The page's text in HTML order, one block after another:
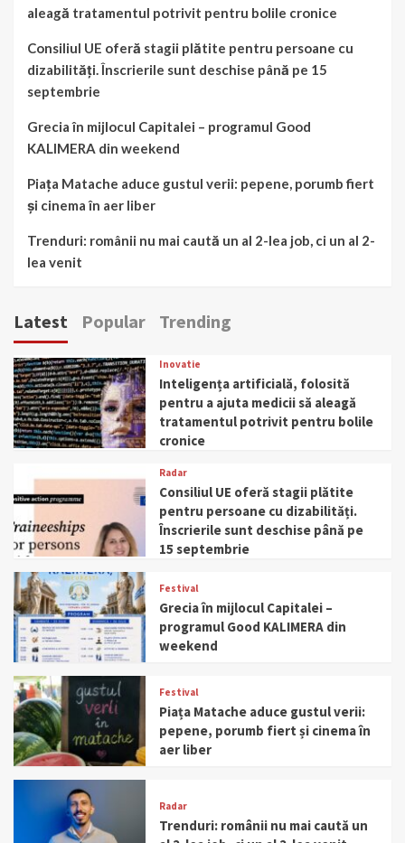
aleagă tratamentul potrivit pentru bolile cronice
Consiliul UE oferă stagii plătite pentru persoane cu
dizabilități. Înscrierile sunt deschise până pe 15
septembrie
Grecia în mijlocul Capitalei – programul Good
KALIMERA din weekend
Piața Matache aduce gustul verii: pepene, porumb fiert
și cinema în aer liber
Trenduri: românii nu mai caută un al 2-lea job, ci un al 2-
lea venit
Latest Popular Trending
Inovatie
Inteligența artificială, folosită
pentru a ajuta medicii să aleagă
tratamentul potrivit pentru bolile
cronice
Radar
Consiliul UE oferă stagii plătite
pentru persoane cu dizabilități.
Înscrierile sunt deschise până pe
15 septembrie
Festival
Grecia în mijlocul Capitalei –
programul Good KALIMERA din
weekend
Festival
Piața Matache aduce gustul verii:
pepene, porumb fiert și cinema în
aer liber
Radar
Trenduri: românii nu mai caută un